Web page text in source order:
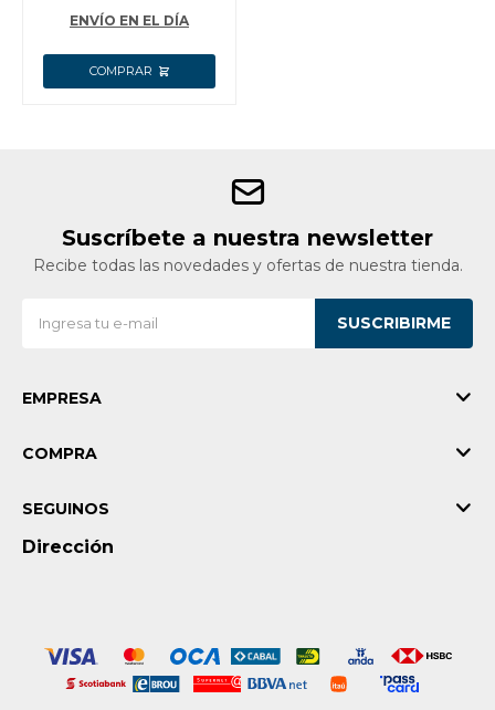
ENVÍO EN EL DÍA
Suscríbete a nuestra newsletter
Recibe todas las novedades y ofertas de nuestra tienda.
SUSCRIBIRME
EMPRESA
COMPRA
Dirección
SEGUINOS
Juguetes y artículos para bebé
Vestimenta y calzado